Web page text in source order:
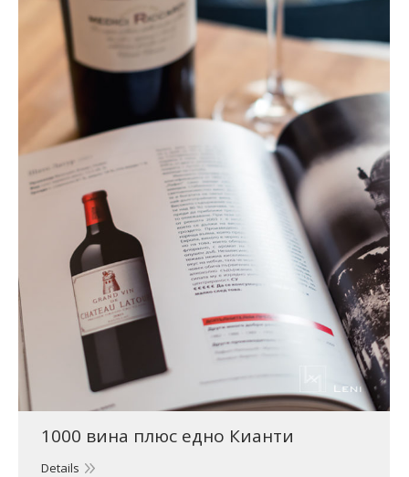
1000 вина плюс едно Кианти
Details